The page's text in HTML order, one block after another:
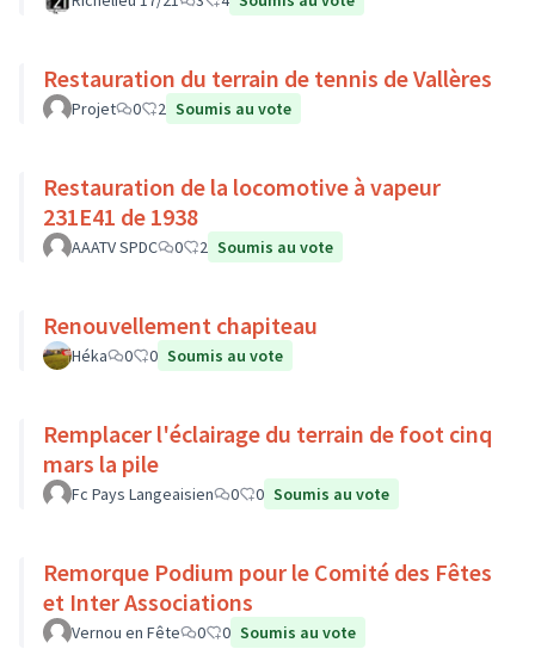
Restauration du terrain de tennis de Vallères
Projet 0 2 Soumis au vote
Restauration de la locomotive à vapeur
231E41 de 1938
AAATV SPDC 0 2 Soumis au vote
Renouvellement chapiteau
Héka 0 0 Soumis au vote
Remplacer l'éclairage du terrain de foot cinq
mars la pile
Fc Pays Langeaisien 0 0 Soumis au vote
Remorque Podium pour le Comité des Fêtes
et Inter Associations
Vernou en Fête 0 0 Soumis au vote